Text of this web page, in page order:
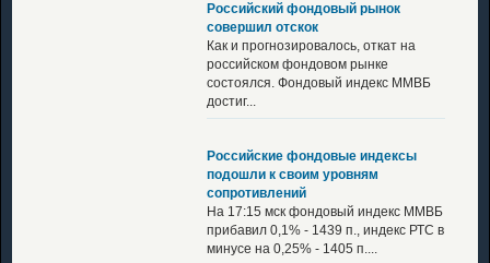
Российский фондовый рынок
совершил отскок
Как и прогнозировалось, откат на
российском фондовом рынке
состоялся. Фондовый индекс ММВБ
достиг...
Российские фондовые индексы
подошли к своим уровням
сопротивлений
На 17:15 мск фондовый индекс ММВБ
прибавил 0,1% - 1439 п., индекс РТС в
минусе на 0,25% - 1405 п....